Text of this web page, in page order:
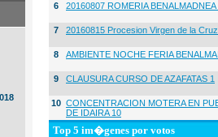
6 20160807 ROMERIA
7 20160815 Procesion Virgen de la
8 AMBIENTE NOCHE FERIA
9 CLAUSURA CURSO DE AZAFATAS 1
10 CONCENTRACION MOTERA EN
DE IDAIRA 10
Top 5 im�genes por votos